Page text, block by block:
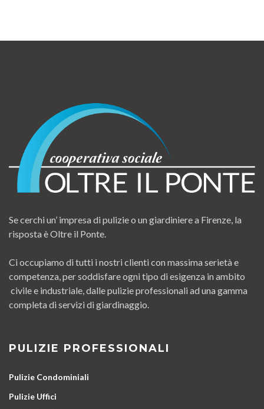
Se cerchi un’ impresa di pulizie o un giardiniere a Firenze, la
risposta è Oltre il Ponte.
Ci occupiamo di tutti i nostri clienti con massima serietà e
competenza, per soddisfare ogni tipo di esigenza in ambito
civile e industriale, dalle pulizie professionali ad una gamma
completa di servizi di giardinaggio.
PULIZIE PROFESSIONALI
Pulizie Condominiali
Pulizie Uffici